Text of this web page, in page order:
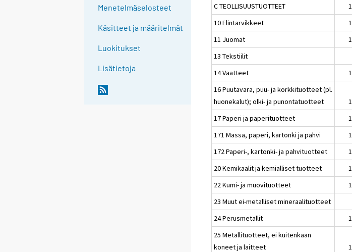
Menetelmäselosteet
Käsitteet ja määritelmät
Luokitukset
Lisätietoja
C TEOLLISUUSTUOTTEET
10 Elintarvikkeet
11 Juomat
13 Tekstiilit
14 Vaatteet
16 Puutavara, puu- ja korkkituotteet (pl.
huonekalut); olki- ja punontatuotteet
17 Paperi ja paperituotteet
171 Massa, paperi, kartonki ja pahvi
172 Paperi-, kartonki- ja pahvituotteet
20 Kemikaalit ja kemialliset tuotteet
22 Kumi- ja muovituotteet
23 Muut ei-metalliset mineraalituotteet
24 Perusmetallit
25 Metallituotteet, ei kuitenkaan
koneet ja laitteet